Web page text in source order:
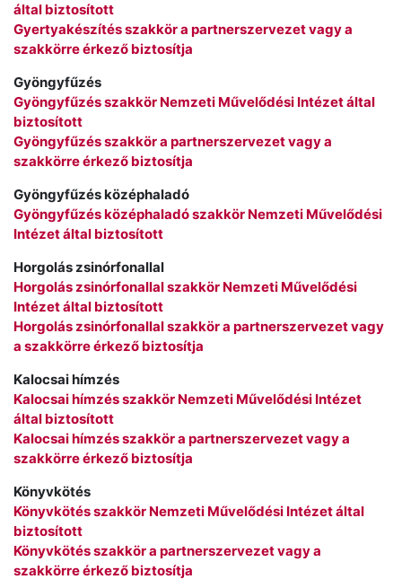
által biztosított
Gyertyakészítés szakkör a partnerszervezet vagy a
szakkörre érkező biztosítja
Gyöngyfűzés
Gyöngyfűzés szakkör Nemzeti Művelődési Intézet által
biztosított
Gyöngyfűzés szakkör a partnerszervezet vagy a
szakkörre érkező biztosítja
Gyöngyfűzés középhaladó
Gyöngyfűzés középhaladó szakkör Nemzeti Művelődési
Intézet által biztosított
Horgolás zsinórfonallal
Horgolás zsinórfonallal szakkör Nemzeti Művelődési
Intézet által biztosított
Horgolás zsinórfonallal szakkör a partnerszervezet vagy
a szakkörre érkező biztosítja
Kalocsai hímzés
Kalocsai hímzés szakkör Nemzeti Művelődési Intézet
által biztosított
Kalocsai hímzés szakkör a partnerszervezet vagy a
szakkörre érkező biztosítja
Könyvkötés
Könyvkötés szakkör Nemzeti Művelődési Intézet által
biztosított
Könyvkötés szakkör a partnerszervezet vagy a
szakkörre érkező biztosítja